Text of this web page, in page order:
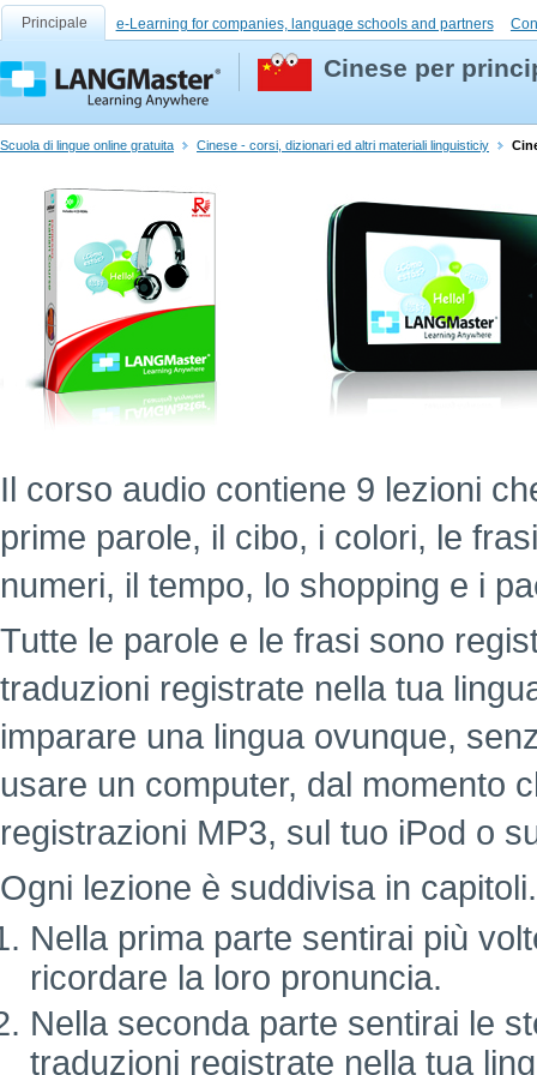
Principale e-Learning for companies, language schools and partners
Cinese per
Scuola di lingue online gratuita Cinese - corsi, dizionari ed altri materiali linguisticiy
Il corso audio contiene 9 lezioni
prime parole, il cibo, i colori, le
numeri, il tempo, lo shopping e i
Tutte le parole e le frasi sono
traduzioni registrate nella tua
imparare una lingua ovunque,
usare un computer, dal momento
registrazioni MP3, sul tuo iPod o
Ogni lezione è suddivisa in
Nella prima parte sentirai più
ricordare la loro pronuncia.
Nella seconda parte sentirai le
traduzioni registrate nella tua